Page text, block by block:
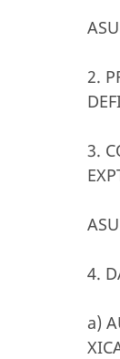
2.
3.
4.
a)